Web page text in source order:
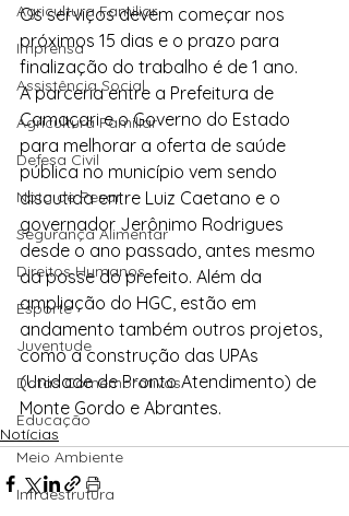
Agricultura Familiar
Imprensa
Assistência Social
Agricultura Familiar
Defesa Civil
Nota de Pesar
Segurança Alimentar
Direitos Humanos
Esporte
Juventude
Datas Comemorativas
Educação
Meio Ambiente
Infraestrutura
Os serviços devem começar nos
próximos 15 dias e o prazo para
finalização do trabalho é de 1 ano.
A parceria entre a Prefeitura de
Camaçari e o Governo do Estado
para melhorar a oferta de saúde
pública no município vem sendo
discutida entre Luiz Caetano e o
governador Jerônimo Rodrigues
desde o ano passado, antes mesmo
da posse do prefeito. Além da
ampliação do HGC, estão em
andamento também outros projetos,
como a construção das UPAs
(Unidade de Pronto Atendimento) de
Monte Gordo e Abrantes.
Notícias